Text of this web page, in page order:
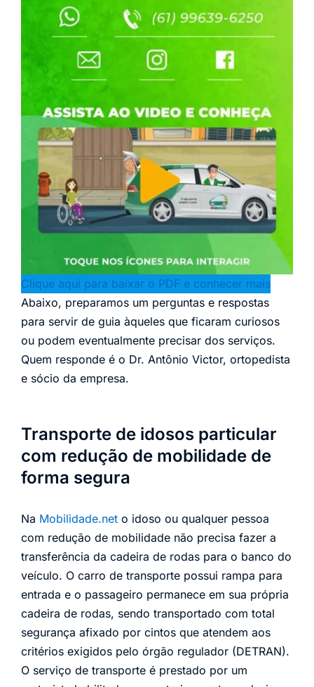
Clique aqui para baixar o PDF e conhecer mais
Abaixo, preparamos um perguntas e respostas
para servir de guia àqueles que ficaram curiosos
ou podem eventualmente precisar dos serviços.
Quem responde é o Dr. Antônio Victor, ortopedista
e sócio da empresa.
Transporte de idosos particular
com redução de mobilidade de
forma segura
Na Mobilidade.net o idoso ou qualquer pessoa
com redução de mobilidade não precisa fazer a
transferência da cadeira de rodas para o banco do
veículo. O carro de transporte possui rampa para
entrada e o passageiro permanece em sua própria
cadeira de rodas, sendo transportado com total
segurança afixado por cintos que atendem aos
critérios exigidos pelo órgão regulador (DETRAN).
O serviço de transporte é prestado por um